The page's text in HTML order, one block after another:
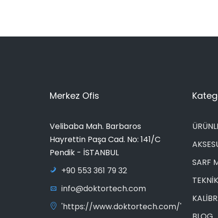
Merkez Ofis
Velibaba Mah. Barbaros
Hayrettin Paşa Cad. No: 141/C
Pendik - İSTANBUL
+90 553 361 79 32
info@doktortech.com
'https://www.doktortech.com/'
SARF